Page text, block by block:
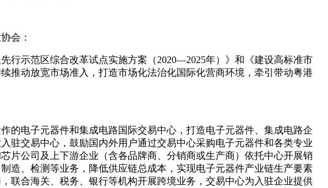
会：
行示范区综合改革试点实施方案（2020—2025年）》和《建设高标准市
推动放宽市场准入，打造市场化法治化国际化营商环境，牵引带动粤港
的电子元器件和集成电路国际交易中心，打造电子元器件、集成电路企
驻交易中心，鼓励国内外用户通过交易中心采购电子元器件和各类专业
片公司及上下游企业（含各品牌商、分销商或生产商）依托中心开展销
造、检测等业务，降低供应链总成本，实现电子元器件产业链生产要素
联合海关、税务、银行等机构开展跨境业务，交易中心为入驻企业提供